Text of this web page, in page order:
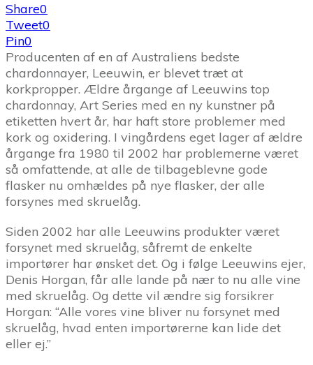
Share0
Tweet0
Pin0
Producenten af en af Australiens bedste
chardonnayer, Leeuwin, er blevet træt at
korkpropper. Ældre årgange af Leeuwins top
chardonnay, Art Series med en ny kunstner på
etiketten hvert år, har haft store problemer med
kork og oxidering. I vingårdens eget lager af ældre
årgange fra 1980 til 2002 har problemerne været
så omfattende, at alle de tilbageblevne gode
flasker nu omhældes på nye flasker, der alle
forsynes med skruelåg.
Siden 2002 har alle Leeuwins produkter været
forsynet med skruelåg, såfremt de enkelte
importører har ønsket det. Og i følge Leeuwins ejer,
Denis Horgan, får alle lande på nær to nu alle vine
med skruelåg. Og dette vil ændre sig forsikrer
Horgan: “Alle vores vine bliver nu forsynet med
skruelåg, hvad enten importørerne kan lide det
eller ej.”